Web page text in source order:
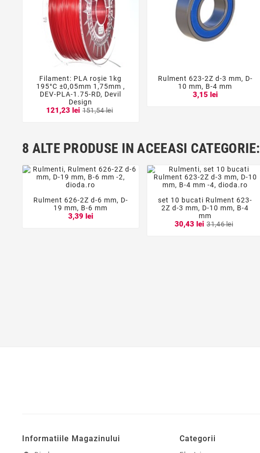
  
Filament: PLA roşie 1kg
195°C ±0,05mm 1,75mm ,
DEV-PLA-1.75-RD, Devil
Design
121,23 lei 151,54 lei
  
Rulment 623-2Z d-3 mm, D-
10 mm, B-4 mm
3,15 lei
8 ALTE PRODUSE IN ACEEASI CATEGORIE:
  
Rulment 626-2Z d-6 mm, D-
19 mm, B-6 mm
3,39 lei
  
set 10 bucati Rulment 623-
2Z d-3 mm, D-10 mm, B-4
mm
30,43 lei 31,46 lei
Informatiile Magazinului Categorii